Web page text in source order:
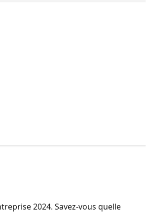
2024. Savez-vous quelle